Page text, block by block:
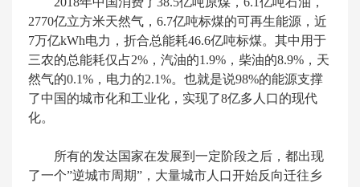
2770亿立方米天然气，6.7亿吨标煤的可再生能源，近
7万亿kWh电力，折合总能耗46.6亿吨标煤。其中用于
三农的总能耗仅占2%，汽油的1.9%，柴油的8.9%，天
然气的0.1%，电力的2.1%。也就是说98%的能源支撑
了中国的城市化和工业化，实现了8亿多人口的现代
化。
所有的发达国家在发展到一定阶段之后，都出现
了一个”逆城市周期”，大量城市人口开始反向迁往乡